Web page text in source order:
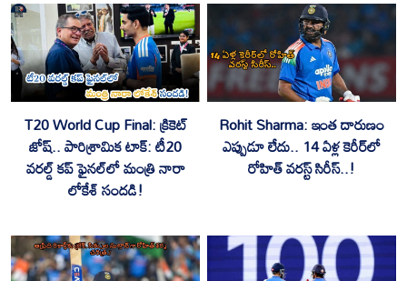
T20 World Cup Final: క్రికెట్
జోష్.. పారిశ్రామిక టాక్: టీ20
వరల్డ్ కప్ ఫైనల్‌లో మంత్రి నారా
లోకేశ్ సందడి!
Rohit Sharma: ఇంత దారుణం
ఎప్పుడూ లేదు.. 14 ఏళ్ల కెరీర్‌లో
రోహిత్ వరస్ట్ సిరీస్..!